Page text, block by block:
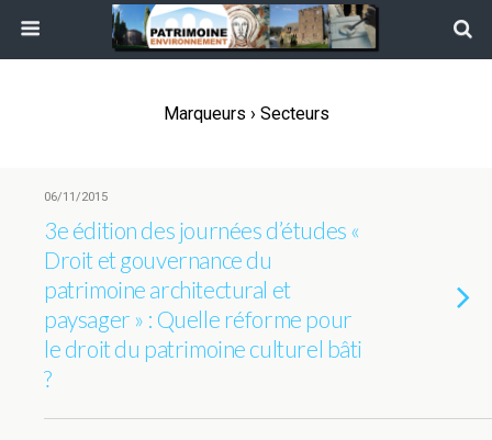
Marqueurs › Secteurs
06/11/2015
3e édition des journées d’études «
Droit et gouvernance du
patrimoine architectural et
paysager » : Quelle réforme pour
le droit du patrimoine culturel bâti
?